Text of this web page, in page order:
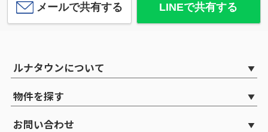
メールで共有する LINEで共有する
ルナタウンについて
物件を探す
お問い合わせ